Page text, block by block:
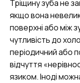
Тріщину зуба не
якщо вона
поверхні або між
чутливість до
періодичний або
відчуття
язиком. Іноді